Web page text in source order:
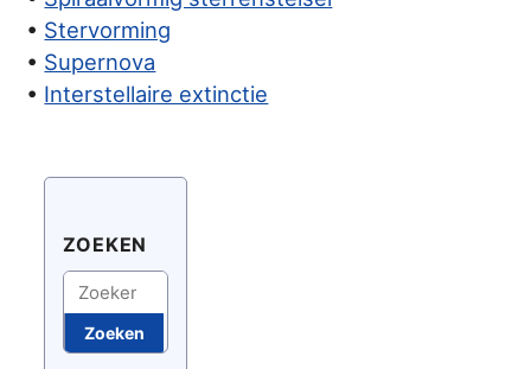
• Stervorming
• Supernova
• Interstellaire extinctie
ZOEKEN
Zoeken
Zoeken